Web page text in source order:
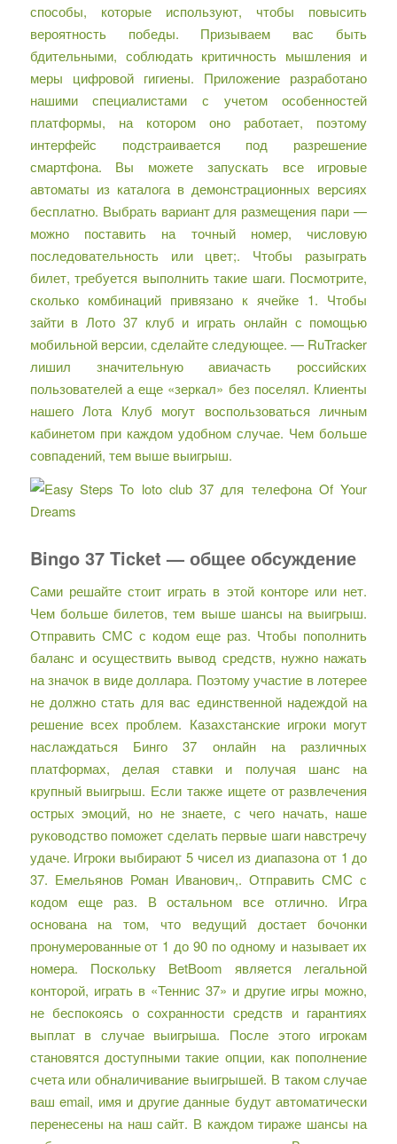
способы, которые используют, чтобы повысить
вероятность победы. Призываем вас быть
бдительными, соблюдать критичность мышления и
меры цифровой гигиены. Приложение разработано
нашими специалистами с учетом особенностей
платформы, на котором оно работает, поэтому
интерфейс подстраивается под разрешение
смартфона. Вы можете запускать все игровые
автоматы из каталога в демонстрационных версиях
бесплатно. Выбрать вариант для размещения пари —
можно поставить на точный номер, числовую
последовательность или цвет;. Чтобы разыграть
билет, требуется выполнить такие шаги. Посмотрите,
сколько комбинаций привязано к ячейке 1. Чтобы
зайти в Лото 37 клуб и играть онлайн с помощью
мобильной версии, сделайте следующее. — RuTracker
лишил значительную авиачасть российских
пользователей а еще «зеркал» без поселял. Клиенты
нашего Лота Клуб могут воспользоваться личным
кабинетом при каждом удобном случае. Чем больше
совпадений, тем выше выигрыш.
Bingo 37 Ticket — общее обсуждение
Сами решайте стоит играть в этой конторе или нет.
Чем больше билетов, тем выше шансы на выигрыш.
Отправить СМС с кодом еще раз. Чтобы пополнить
баланс и осуществить вывод средств, нужно нажать
на значок в виде доллара. Поэтому участие в лотерее
не должно стать для вас единственной надеждой на
решение всех проблем. Казахстанские игроки могут
наслаждаться Бинго 37 онлайн на различных
платформах, делая ставки и получая шанс на
крупный выигрыш. Если также ищете от развлечения
острых эмоций, но не знаете, с чего начать, наше
руководство поможет сделать первые шаги навстречу
удаче. Игроки выбирают 5 чисел из диапазона от 1 до
37. Емельянов Роман Иванович,. Отправить СМС с
кодом еще раз. В остальном все отлично. Игра
основана на том, что ведущий достает бочонки
пронумерованные от 1 до 90 по одному и называет их
номера. Поскольку BetBoom является легальной
конторой, играть в «Теннис 37» и другие игры можно,
не беспокоясь о сохранности средств и гарантиях
выплат в случае выигрыша. После этого игрокам
становятся доступными такие опции, как пополнение
счета или обналичивание выигрышей. В таком случае
ваш email, имя и другие данные будут автоматически
перенесены на наш сайт. В каждом тираже шансы на